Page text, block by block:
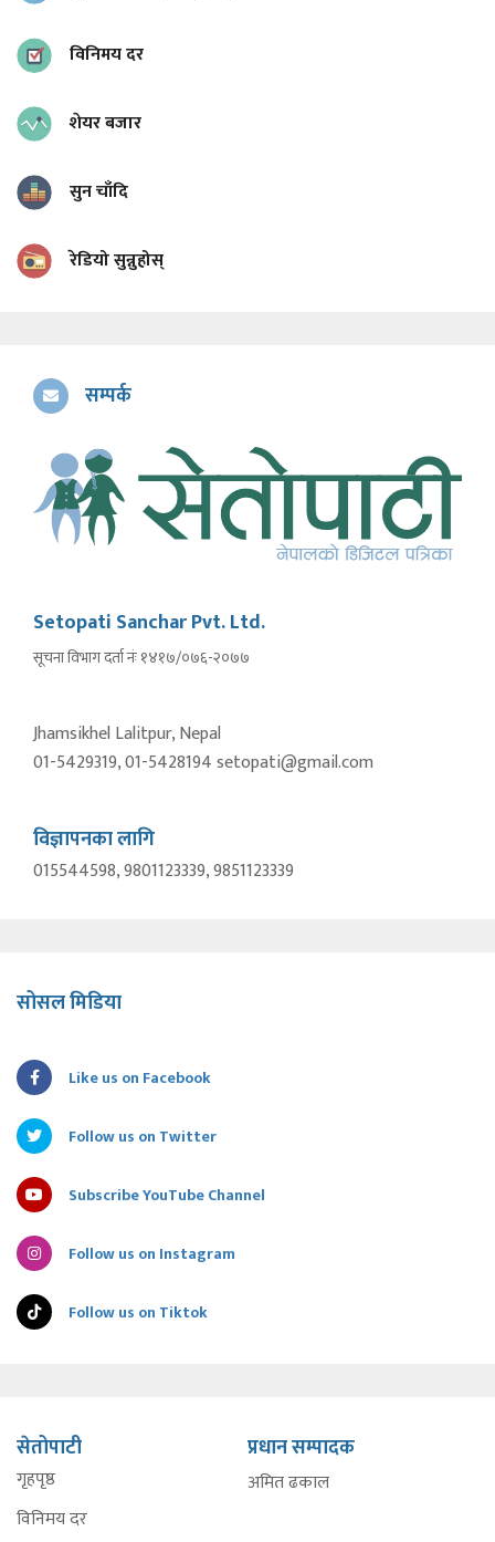
विनिमय दर
शेयर बजार
सुन चाँदि
रेडियो सुन्नुहोस्
सम्पर्क
Setopati Sanchar Pvt. Ltd.
सूचना विभाग दर्ता नंः १४१७/०७६-२०७७
Jhamsikhel Lalitpur, Nepal
01-5429319, 01-5428194 setopati@gmail.com
विज्ञापनका लागि
015544598, 9801123339, 9851123339
सोसल मिडिया
Like us on Facebook
Follow us on Twitter
Subscribe YouTube Channel
Follow us on Instagram
Follow us on Tiktok
सेतोपाटी
गृहपृष्ठ
विनिमय दर
प्रधान सम्पादक
अमित ढकाल